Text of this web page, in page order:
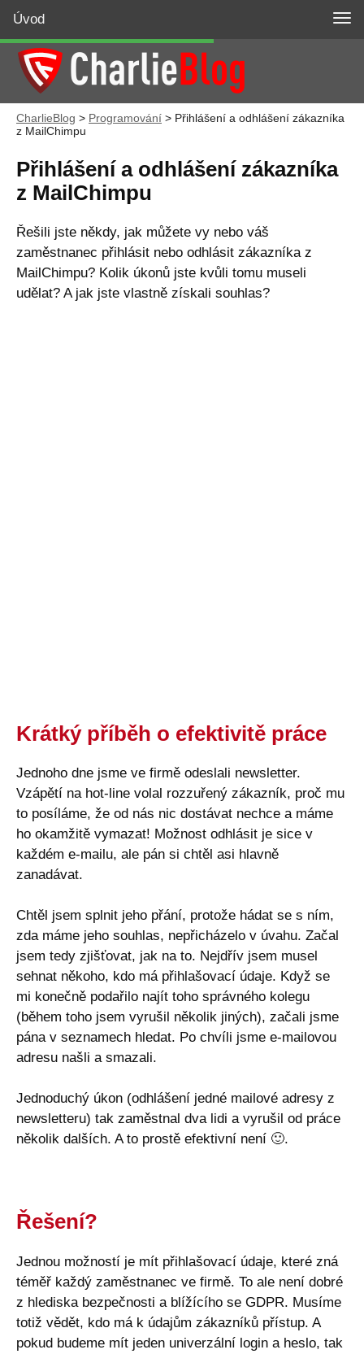
CharlieBlog > Programování > Přihlášení a odhlášení zákazníka
z MailChimpu
Přihlášení a odhlášení zákazníka
z MailChimpu
Řešili jste někdy, jak můžete vy nebo váš
zaměstnanec přihlásit nebo odhlásit zákazníka z
MailChimpu? Kolik úkonů jste kvůli tomu museli
udělat? A jak jste vlastně získali souhlas?
Krátký příběh o efektivitě práce
Jednoho dne jsme ve firmě odeslali newsletter.
Vzápětí na hot-line volal rozzuřený zákazník, proč mu
to posíláme, že od nás nic dostávat nechce a máme
ho okamžitě vymazat! Možnost odhlásit je sice v
každém e-mailu, ale pán si chtěl asi hlavně
zanadávat.
Chtěl jsem splnit jeho přání, protože hádat se s ním,
zda máme jeho souhlas, nepřicházelo v úvahu. Začal
jsem tedy zjišťovat, jak na to. Nejdřív jsem musel
sehnat někoho, kdo má přihlašovací údaje. Když se
mi konečně podařilo najít toho správného kolegu
(během toho jsem vyrušil několik jiných), začali jsme
pána v seznamech hledat. Po chvíli jsme e-mailovou
adresu našli a smazali.
Jednoduchý úkon (odhlášení jedné mailové adresy z
newsletteru) tak zaměstnal dva lidi a vyrušil od práce
několik dalších. A to prostě efektivní není 🙂.
Řešení?
Jednou možností je mít přihlašovací údaje, které zná
téměř každý zaměstnanec ve firmě. To ale není dobré
z hlediska bezpečnosti a blížícího se GDPR. Musíme
totiž vědět, kdo má k údajům zákazníků přístup. A
pokud budeme mít jeden univerzální login a heslo, tak
Úvod